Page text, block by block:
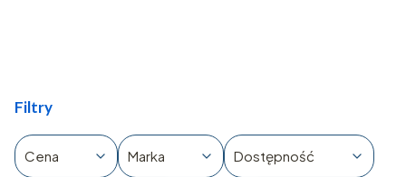
Filtry
Cena Marka Dostępność